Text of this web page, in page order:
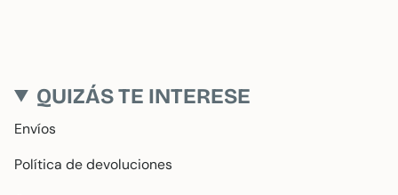
QUIZÁS TE INTERESE
Envíos
Política de devoluciones